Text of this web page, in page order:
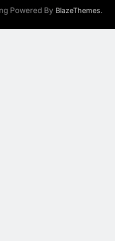
Powered By BlazeThemes.